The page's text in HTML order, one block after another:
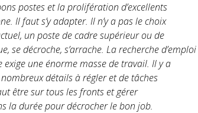
postes et la prolifération d’excellents
Il faut s’y adapter. Il n’y a pas le choix
un poste de cadre supérieur ou de
se décroche, s’arrache. La recherche d’emploi
une énorme masse de travail. Il y a
détails à régler et de tâches
être sur tous les fronts et gérer
la durée pour décrocher le bon job.